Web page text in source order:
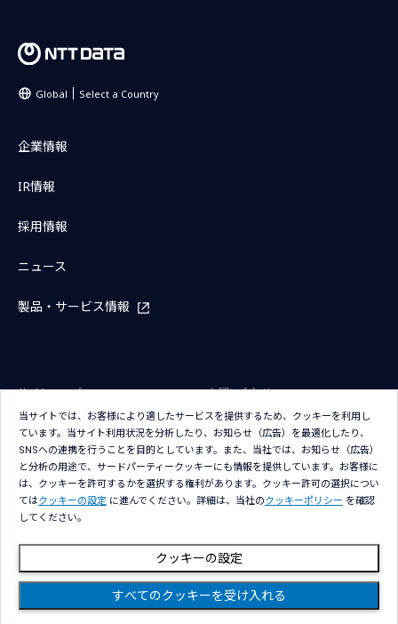
Global Select a Country
企業情報
IR情報
採用情報
ニュース
製品・サービス情報
サイトマップ
お問い合わせ
サイトのご利用条件
プライバシーポリシー
アクセシビリティポリシー
クッキー（Cookie）ポリシー
クッキー（Cookie）プリファレン
ス
Copyright © NTT DATA Group Corporation
当サイトでは、お客様により適したサービスを提供するため、クッキーを利用し
ています。当サイト利用状況を分析したり、お知らせ（広告）を最適化したり、
SNSへの連携を行うことを目的としています。また、当社では、お知らせ（広告）
と分析の用途で、サードパーティークッキーにも情報を提供しています。お客様に
は、クッキーを許可するかを選択する権利があります。クッキー許可の選択につい
てはクッキーの設定 に進んでください。詳細は、当社のクッキーポリシー を確認
してください。
すべてのクッキーを受け入れる
クッキーの設定